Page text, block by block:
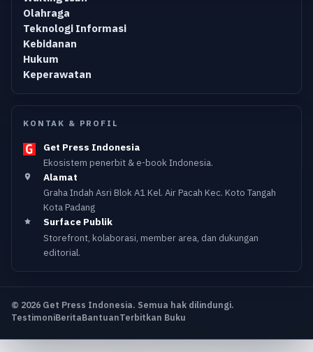
Olahraga
Teknologi Informasi
Kebidanan
Hukum
Keperawatan
KONTAK & PROFIL
Get Press Indonesia
Ekosistem penerbit & e-book Indonesia.
Alamat
Graha Indah Asri Blok A1 Kel. Air Pacah Kec. Koto Tangah
Kota Padang
Surface Publik
Storefront, kolaborasi, member area, dan dukungan
editorial.
© 2026 Get Press Indonesia. Semua hak dilindungi.
TestimoniBeritaBantuanTerbitkan Buku